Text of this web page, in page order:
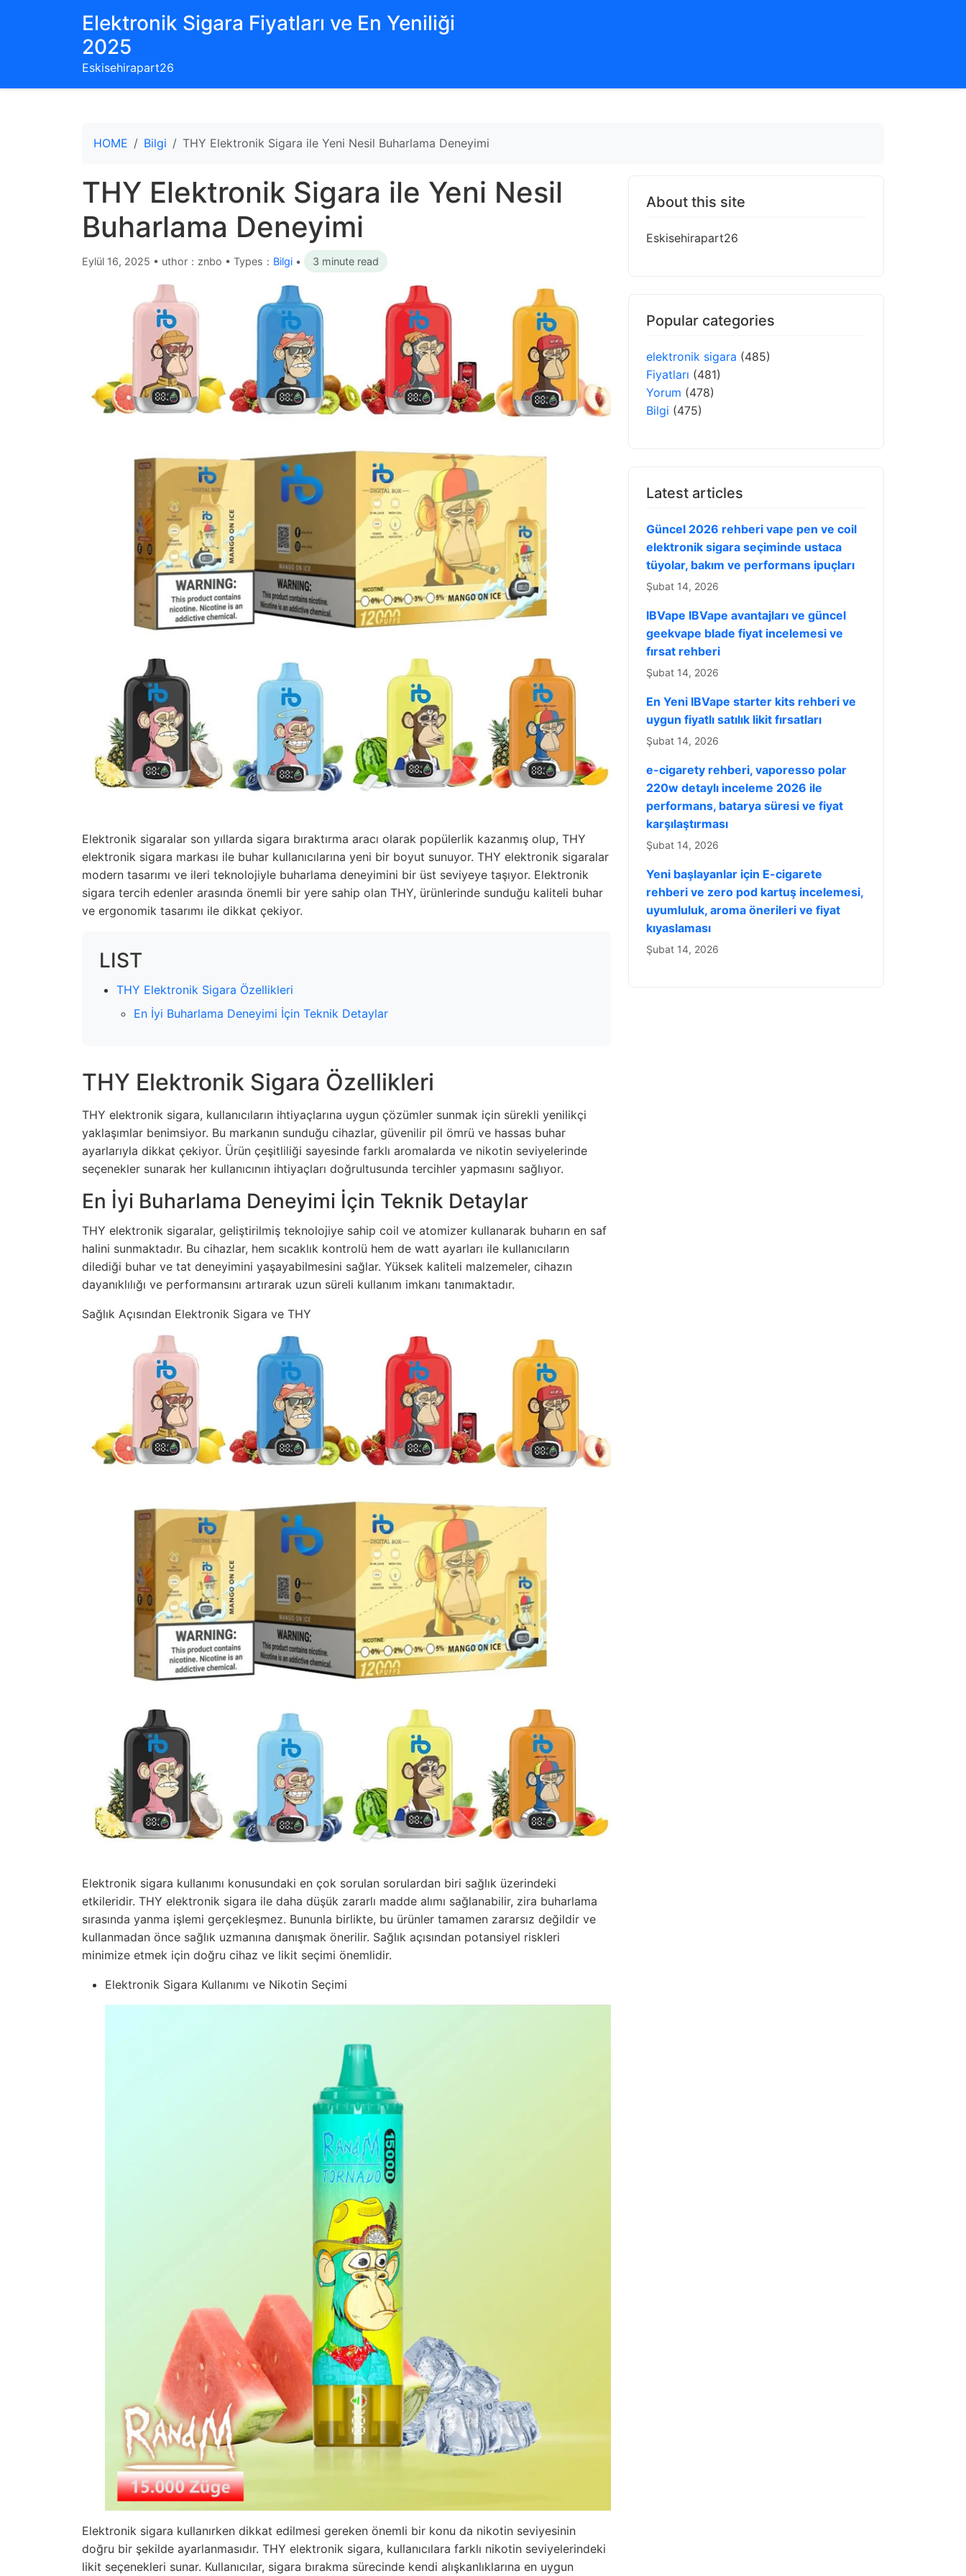
Elektronik Sigara Fiyatları ve En Yeniliği
2025
Eskisehirapart26
HOME Bilgi THY Elektronik Sigara ile Yeni Nesil Buharlama Deneyimi
THY Elektronik Sigara ile Yeni Nesil
Buharlama Deneyimi
Eylül 16, 2025 • uthor：znbo • Types： Bilgi • 3 minute read
Elektronik sigaralar son yıllarda sigara bıraktırma aracı olarak popülerlik kazanmış olup, THY
elektronik sigara markası ile buhar kullanıcılarına yeni bir boyut sunuyor. THY elektronik sigaralar
modern tasarımı ve ileri teknolojiyle buharlama deneyimini bir üst seviyeye taşıyor. Elektronik
sigara tercih edenler arasında önemli bir yere sahip olan THY, ürünlerinde sunduğu kaliteli buhar
ve ergonomik tasarımı ile dikkat çekiyor.
LIST
THY Elektronik Sigara Özellikleri
En İyi Buharlama Deneyimi İçin Teknik Detaylar
THY Elektronik Sigara Özellikleri
THY elektronik sigara, kullanıcıların ihtiyaçlarına uygun çözümler sunmak için sürekli yenilikçi
yaklaşımlar benimsiyor. Bu markanın sunduğu cihazlar, güvenilir pil ömrü ve hassas buhar
ayarlarıyla dikkat çekiyor. Ürün çeşitliliği sayesinde farklı aromalarda ve nikotin seviyelerinde
seçenekler sunarak her kullanıcının ihtiyaçları doğrultusunda tercihler yapmasını sağlıyor.
En İyi Buharlama Deneyimi İçin Teknik Detaylar
THY elektronik sigaralar, geliştirilmiş teknolojiye sahip coil ve atomizer kullanarak buharın en saf
halini sunmaktadır. Bu cihazlar, hem sıcaklık kontrolü hem de watt ayarları ile kullanıcıların
dilediği buhar ve tat deneyimini yaşayabilmesini sağlar. Yüksek kaliteli malzemeler, cihazın
dayanıklılığı ve performansını artırarak uzun süreli kullanım imkanı tanımaktadır.
Sağlık Açısından Elektronik Sigara ve THY
Elektronik sigara kullanımı konusundaki en çok sorulan sorulardan biri sağlık üzerindeki
etkileridir. THY elektronik sigara ile daha düşük zararlı madde alımı sağlanabilir, zira buharlama
sırasında yanma işlemi gerçekleşmez. Bununla birlikte, bu ürünler tamamen zararsız değildir ve
kullanmadan önce sağlık uzmanına danışmak önerilir. Sağlık açısından potansiyel riskleri
minimize etmek için doğru cihaz ve likit seçimi önemlidir.
Elektronik Sigara Kullanımı ve Nikotin Seçimi
Elektronik sigara kullanırken dikkat edilmesi gereken önemli bir konu da nikotin seviyesinin
doğru bir şekilde ayarlanmasıdır. THY elektronik sigara, kullanıcılara farklı nikotin seviyelerindeki
likit seçenekleri sunar. Kullanıcılar, sigara bırakma sürecinde kendi alışkanlıklarına en uygun
About this site
Eskisehirapart26
Popular categories
elektronik sigara (485)
Fiyatları (481)
Yorum (478)
Bilgi (475)
Latest articles
Güncel 2026 rehberi vape pen ve coil
elektronik sigara seçiminde ustaca
tüyolar, bakım ve performans ipuçları
Şubat 14, 2026
IBVape IBVape avantajları ve güncel
geekvape blade fiyat incelemesi ve
fırsat rehberi
Şubat 14, 2026
En Yeni IBVape starter kits rehberi ve
uygun fiyatlı satılık likit fırsatları
Şubat 14, 2026
e-cigarety rehberi, vaporesso polar
220w detaylı inceleme 2026 ile
performans, batarya süresi ve fiyat
karşılaştırması
Şubat 14, 2026
Yeni başlayanlar için E-cigarete
rehberi ve zero pod kartuş incelemesi,
uyumluluk, aroma önerileri ve fiyat
kıyaslaması
Şubat 14, 2026